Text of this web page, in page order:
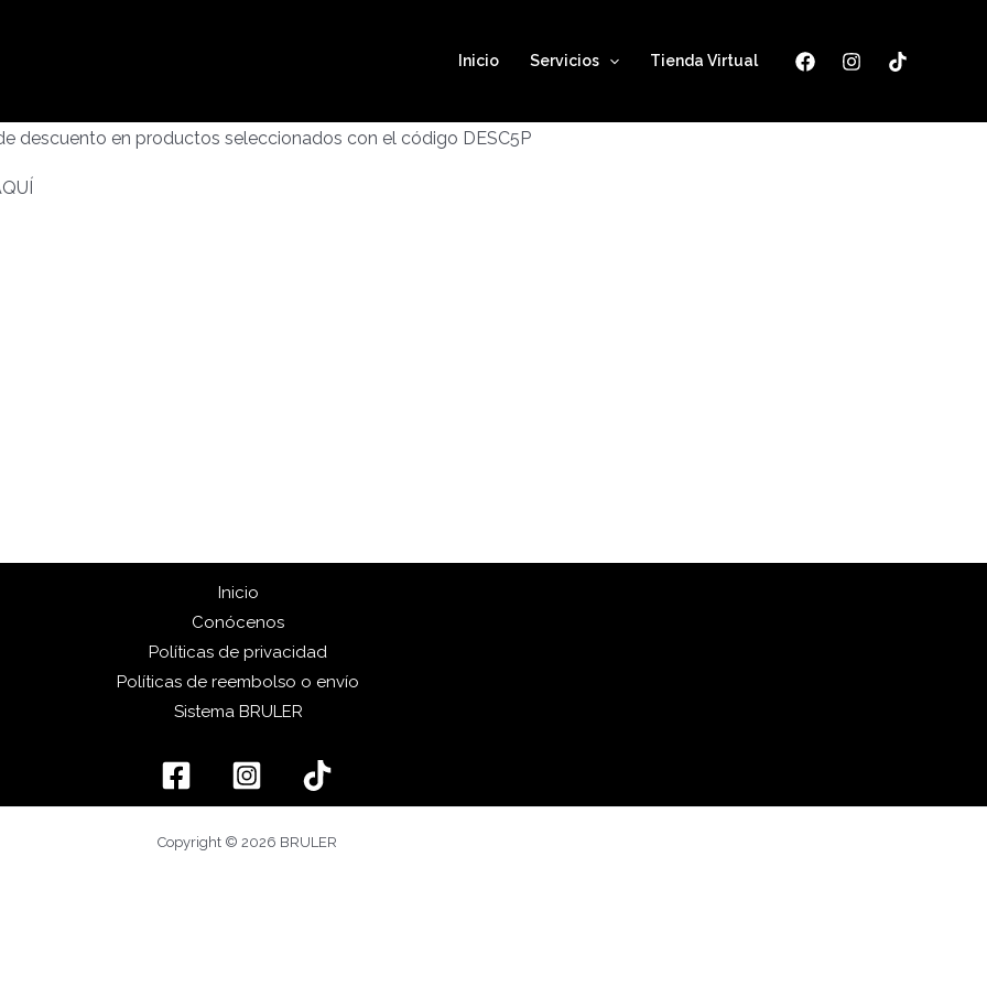
Inicio Servicios Tienda Virtual
descuento en productos seleccionados con el código DESC5P
Inicio
Conócenos
Políticas de privacidad
Políticas de reembolso o envío
Sistema BRULER
Copyright © 2026 BRULER